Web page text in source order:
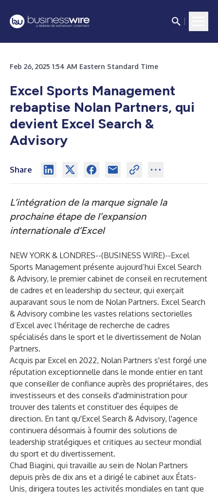
Feb 26, 2025 1:54 AM Eastern Standard Time
Excel Sports Management
rebaptise Nolan Partners, qui
devient Excel Search &
Advisory
Share
L’intégration de la marque signale la
prochaine étape de l’expansion
internationale d’Excel
NEW YORK & LONDRES--(BUSINESS WIRE)--Excel
Sports Management présente aujourd’hui Excel Search
& Advisory, le premier cabinet de conseil en recrutement
de cadres et en leadership du secteur, qui exerçait
auparavant sous le nom de Nolan Partners. Excel Search
& Advisory combine les vastes relations sectorielles
d’Excel avec l’héritage de recherche de cadres
spécialisés dans le sport et le divertissement de Nolan
Partners.
Acquis par Excel en 2022, Nolan Partners s'est forgé une
réputation exceptionnelle dans le monde entier en tant
que conseiller de confiance auprès des propriétaires, des
investisseurs et des conseils d'administration pour
trouver des talents et constituer des équipes de
direction. En tant qu'Excel Search & Advisory, l'agence
continuera désormais à fournir des solutions de
leadership stratégiques et critiques au secteur mondial
du sport et du divertissement.
Chad Biagini, qui travaille au sein de Nolan Partners
depuis près de dix ans et a dirigé le cabinet aux États-
Unis, dirigera toutes les activités mondiales en tant que